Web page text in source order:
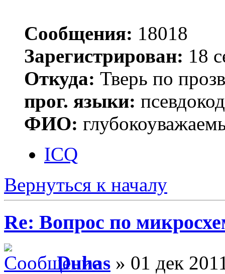
Сообщения: 18018
Зарегистрирован: 18
Откуда: Тверь по
прог. языки:
ФИО:
ICQ
Вернуться к началу
Re: Вопрос по
Duhas » 01 дек